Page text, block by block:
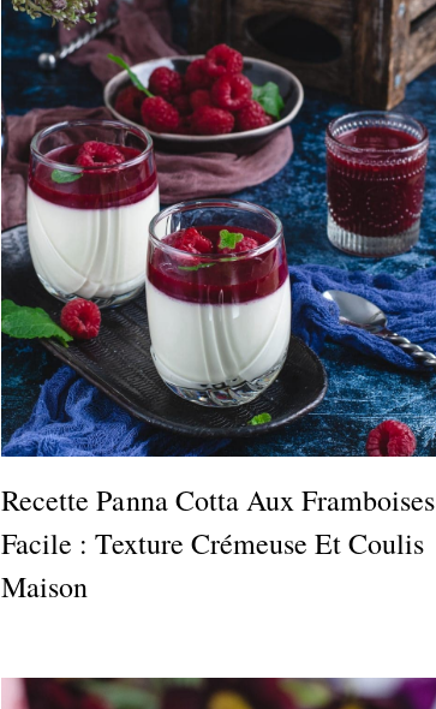
Recette Panna Cotta Aux Framboises
Facile : Texture Crémeuse Et Coulis
Maison